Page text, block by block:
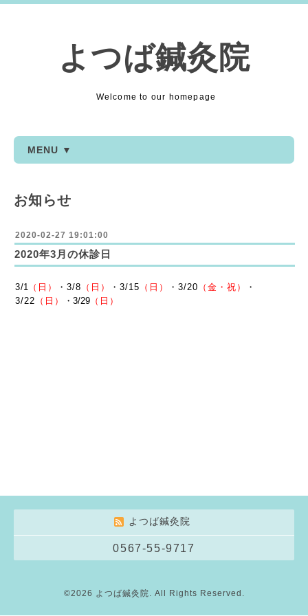
よつば鍼灸院
Welcome to our homepage
MENU ▼
お知らせ
2020-02-27 19:01:00
2020年3月の休診日
3/1 （日） ・3/8 （日） ・3/15 （日） ・3/20 （金・祝）
・
3/22 （日） ・3/29 （日）
よつば鍼灸院
0567-55-9717
©2026 よつば鍼灸院. All Rights Reserved.